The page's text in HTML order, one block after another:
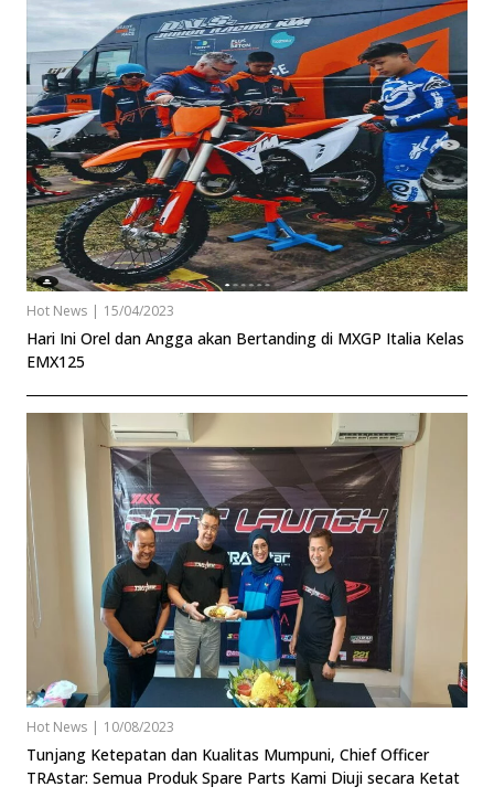
Hot News | 15/04/2023
Hari Ini Orel dan Angga akan Bertanding di MXGP Italia Kelas
EMX125
Hot News | 10/08/2023
Tunjang Ketepatan dan Kualitas Mumpuni, Chief Officer
TRAstar: Semua Produk Spare Parts Kami Diuji secara Ketat